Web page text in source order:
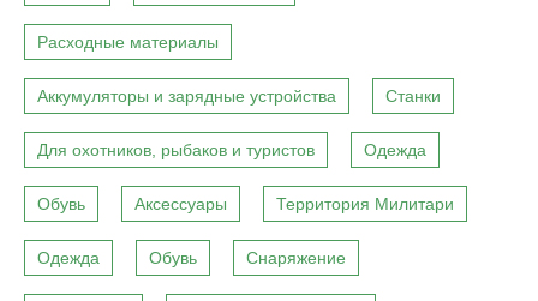
Расходные материалы
Аккумуляторы и зарядные устройства Станки
Для охотников, рыбаков и туристов Одежда
Обувь Аксессуары Территория Милитари
Одежда Обувь Снаряжение